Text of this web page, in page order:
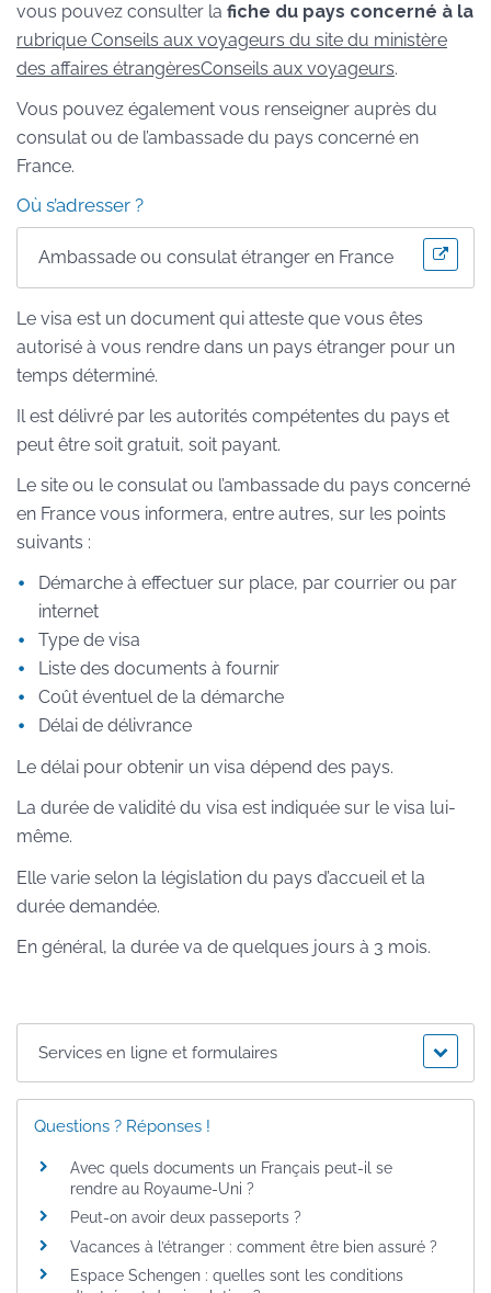
vous pouvez consulter la fiche du pays concerné à la
rubrique Conseils aux voyageurs du site du ministère
des affaires étrangèresConseils aux voyageurs.
Vous pouvez également vous renseigner auprès du
consulat ou de l’ambassade du pays concerné en
France.
Où s’adresser ?
Ambassade ou consulat étranger en France
Le visa est un document qui atteste que vous êtes
autorisé à vous rendre dans un pays étranger pour un
temps déterminé.
Il est délivré par les autorités compétentes du pays et
peut être soit gratuit, soit payant.
Le site ou le consulat ou l’ambassade du pays concerné
en France vous informera, entre autres, sur les points
suivants :
Démarche à effectuer sur place, par courrier ou par
internet
Type de visa
Liste des documents à fournir
Coût éventuel de la démarche
Délai de délivrance
Le délai pour obtenir un visa dépend des pays.
La durée de validité du visa est indiquée sur le visa lui-
même.
Elle varie selon la législation du pays d’accueil et la
durée demandée.
En général, la durée va de quelques jours à 3 mois.
Services en ligne et formulaires
Questions ? Réponses !
Avec quels documents un Français peut-il se
rendre au Royaume-Uni ?
Peut-on avoir deux passeports ?
Vacances à l’étranger : comment être bien assuré ?
Espace Schengen : quelles sont les conditions